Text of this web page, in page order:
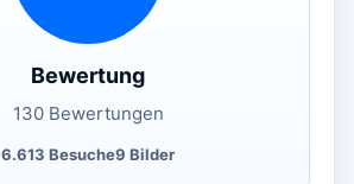
Bewertung
130 Bewertungen
6.613 Besuche9 Bilder